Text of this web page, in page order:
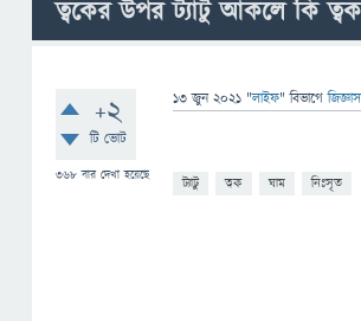
ত্বকের উপর ট্যাটু আঁকলে কি
+2
টি ভোট
368 বার দেখা হয়েছে
13 জুন 2021 "লাইফ" বিভাগে
ট্যাটু ত্বক ঘাম নিঃসৃত